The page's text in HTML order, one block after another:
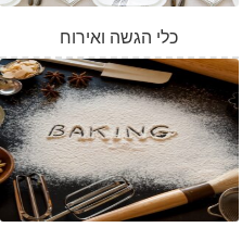
כלי הגשה ואירוח